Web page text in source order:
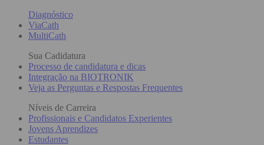
Diagnóstico
ViaCath
MultiCath
Sua Cadidatura
Processo de candidatura e dicas
Integração na BIOTRONIK
Veja as Perguntas e Respostas Frequentes
Níveis de Carreira
Profissionais e Candidatos Experientes
Jovens Aprendizes
Estudantes